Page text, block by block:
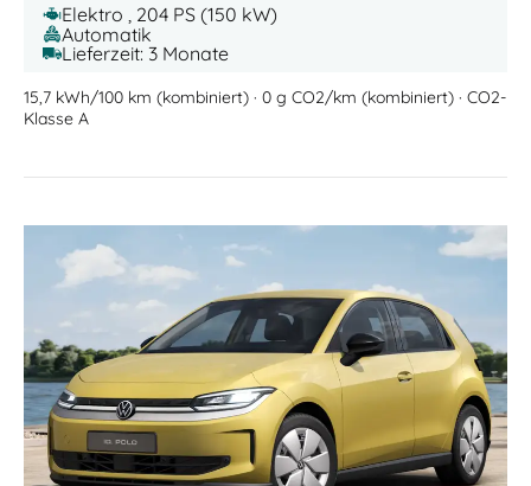
Elektro , 204 PS (150 kW)
Automatik
Lieferzeit: 3 Monate
15,7 kWh/100 km (kombiniert) · 0 g CO2/km (kombiniert) · CO2-
Klasse A